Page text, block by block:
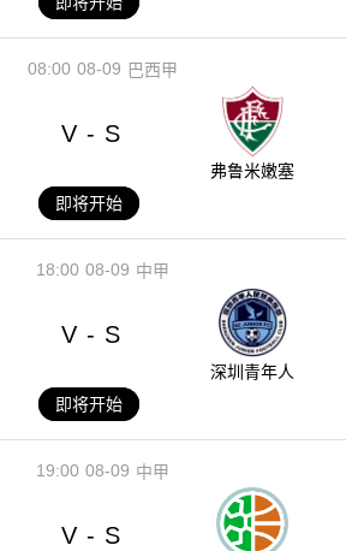
08-09
08:00 巴西甲
V - S
弗鲁米嫩塞
即将开始
08-09
18:00 中甲
V - S
深圳青年人
即将开始
08-09
19:00 中甲
V - S